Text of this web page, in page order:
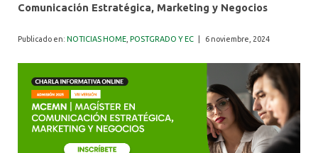
ALUMNI
Comunicación Estratégica, Marketing y Negocios
Publicado en: NOTICIAS HOME POSTGRADO Y EC 6 noviembre, 2024